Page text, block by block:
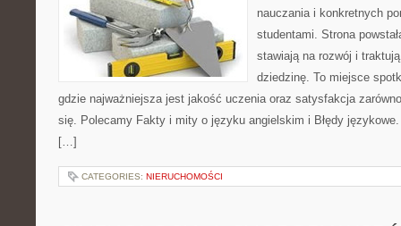
nauczania i konkretnych
studentami. Strona
stawiają na rozwój i
dziedzinę. To miejsce
gdzie najważniejsza jest jakość uczenia oraz satysfakcja
się. Polecamy Fakty i mity o języku angielskim i Błędy
[…]
CATEGORIES: NIERUCHOMOŚCI